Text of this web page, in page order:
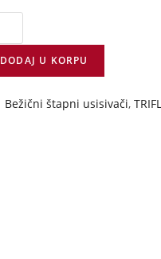
DODAJ U KORPU
Bežični štapni usisivači,